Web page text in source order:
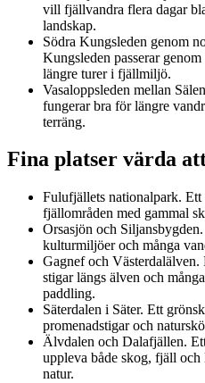
vill fjällvandra flera dagar
landskap.
Södra Kungsleden genom
Kungsleden passerar
längre turer i fjällmiljö.
Vasaloppsleden mellan
fungerar bra för längre
terräng.
Fina platser värda
Fulufjällets nationalpark. Ett
fjällområden med gammal
Orsasjön och
kulturmiljöer och många
Gagnef och Västerdalälven.
stigar längs älven och
paddling.
Säterdalen i Säter. Ett
promenadstigar och
Älvdalen och Dalafjällen.
uppleva både skog, fjäll
natur.